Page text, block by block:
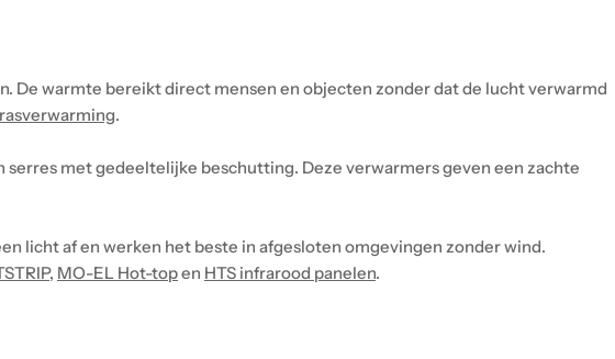
De warmte bereikt direct mensen en objecten zonder dat de lucht verwarmd
.
met gedeeltelijke beschutting. Deze verwarmers geven een zachte
licht af en werken het beste in afgesloten omgevingen zonder wind.
, MO-EL Hot-topen HTS infrarood panelen.